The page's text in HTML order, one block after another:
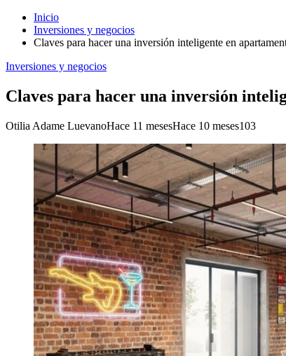
Inicio
Inversiones y negocios
Claves para hacer una inversión inteligente en
Inversiones y negocios
Claves para hacer una inversión
Otilia Adame LuevanoHace 11 mesesHace 10 meses103